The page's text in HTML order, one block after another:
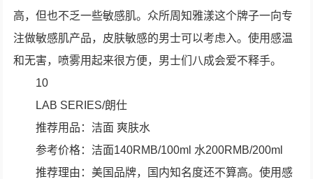
高，但也不乏一些敏感肌。众所周知雅漾这个牌子一向专
注做敏感肌产品，皮肤敏感的男士可以考虑入。使用感温
和无害，喷雾用起来很方便，男士们八成会爱不释手。
10
LAB SERIES/朗仕
推荐用品：洁面 爽肤水
参考价格：洁面140RMB/100ml 水200RMB/200ml
推荐理由：美国品牌，国内知名度还不算高。使用感